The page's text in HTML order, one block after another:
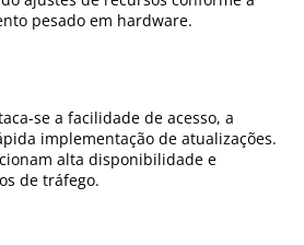
pesado em hardware.
se a facilidade de acesso, a
implementação de atualizações.
alta disponibilidade e
de tráfego.